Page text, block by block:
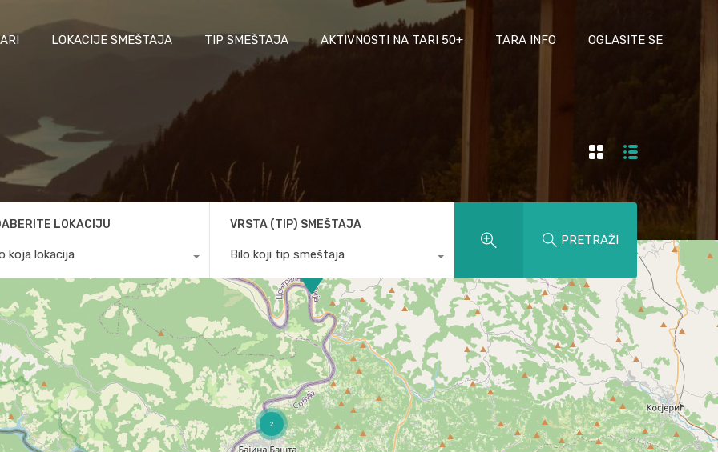
LOKACIJE SMEŠTAJA TIP SMEŠTAJA AKTIVNOSTI NA TARI 50+ TARA INFO OGLASITE SE
LOKACIJU
koja lokacija
VRSTA (TIP) SMEŠTAJA
Bilo koji tip smeštaja
PRETRAŽI
2